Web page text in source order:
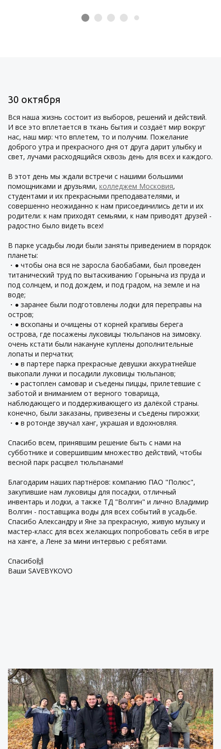
30 октября
Вся наша жизнь состоит из выборов, решений и действий.
И все это вплетается в ткань бытия и создаёт мир вокруг
нас, наш мир: что вплетем, то и получим. Пожелание
доброго утра и прекрасного дня от друга дарит улыбку и
свет, лучами расходящийся сквозь день для всех и каждого.
В этот день мы ждали встречи с нашими большими
помощниками и друзьями, колледжем Московия,
студентами и их прекрасными преподавателями, и
совершенно неожиданно к нам присоединились дети и их
родители: к нам приходят семьями, к нам приводят друзей -
радостно было видеть всех!
В парке усадьбы люди были заняты приведением в порядок
планеты:
・● чтобы она вся не заросла баобабами, был проведен
титанический труд по вытаскиванию Горыныча из пруда и
под солнцем, и под дождем, и под градом, на земле и на
воде;
・● заранее были подготовлены лодки для переправы на
остров;
・● вскопаны и очищены от корней крапивы берега
острова, где посажены луковицы тюльпанов на зимовку.
очень кстати были накануне куплены дополнительные
лопаты и перчатки;
・● в партере парка прекрасные девушки аккуратнейше
выкопали лунки и посадили луковицы тюльпанов;
・● растоплен самовар и съедены пиццы, прилетевшие с
заботой и вниманием от верного товарища,
наблюдающего и поддерживающего из далёкой страны.
конечно, были заказаны, привезены и съедены пирожки;
・● в ротонде звучал ханг, украшая и вдохновляя.
Спасибо всем, принявшим решение быть с нами на
субботнике и совершившим множество действий, чтобы
весной парк расцвел тюльпанами!
Благодарим наших партнёров: компанию ПАО "Полюс",
закупившие нам луковицы для посадки, отличный
инвентарь и лодки, а также ТД "Волгин" и лично Владимир
Волгин - поставщика воды для всех событий в усадьбе.
Спасибо Александру и Яне за прекрасную, живую музыку и
мастер-класс для всех желающих попробовать себя в игре
на ханге, а Лене за мини интервью с ребятами.
Спасибо🙌
Ваши SAVEBYKOVO